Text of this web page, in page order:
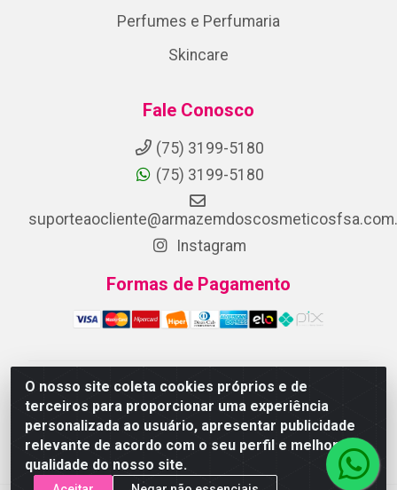
O nosso site coleta cookies próprios e de
terceiros para proporcionar uma experiência
personalizada ao usuário, apresentar publicidade
relevante de acordo com o seu perfil e melhorar a
qualidade do nosso site.
Perfumes e Perfumaria
Skincare
Fale Conosco
(75) 3199-5180
(75) 3199-5180
Instagram
Formas de Pagamento
ARMAZEM DOS COSMETICOS DISTRIBUIDORA LTDA -
Av.Transnordestina, 2222 - Parque Ipê, Feira de
Santana/BA - CEP 44.054-008 - CNPJ 07.246.802/0001-
25